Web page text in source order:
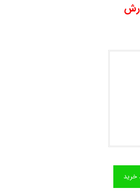
خرید